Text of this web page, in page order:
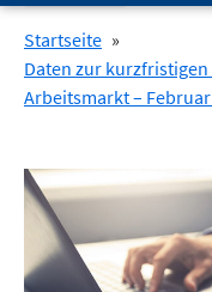
Startseite »
Daten zur
Arbeitsmarkt –